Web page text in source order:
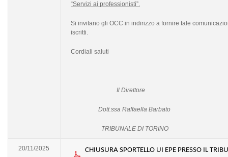
“Servizi ai professionisti”.
Si invitano gli OCC in indirizzo a fornire tale
iscritti.
Cordiali saluti
Il Direttore
Dott.ssa Raffaella Barbato
TRIBUNALE DI TORINO
20/11/2025
CHIUSURA SPORTELLO UI EPE PRESSO IL